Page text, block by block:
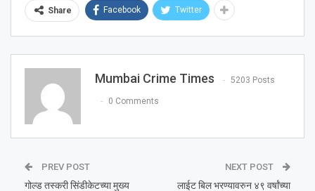
Share Facebook Twitter
Mumbai Crime Times 5203 Posts
0 Comments
PREV POST
गोल्ड तस्करी सिंडीकेटच्या मुख्य
NEXT POST
लाईट बिल भरण्यावरुन ४९ वर्षांच्या